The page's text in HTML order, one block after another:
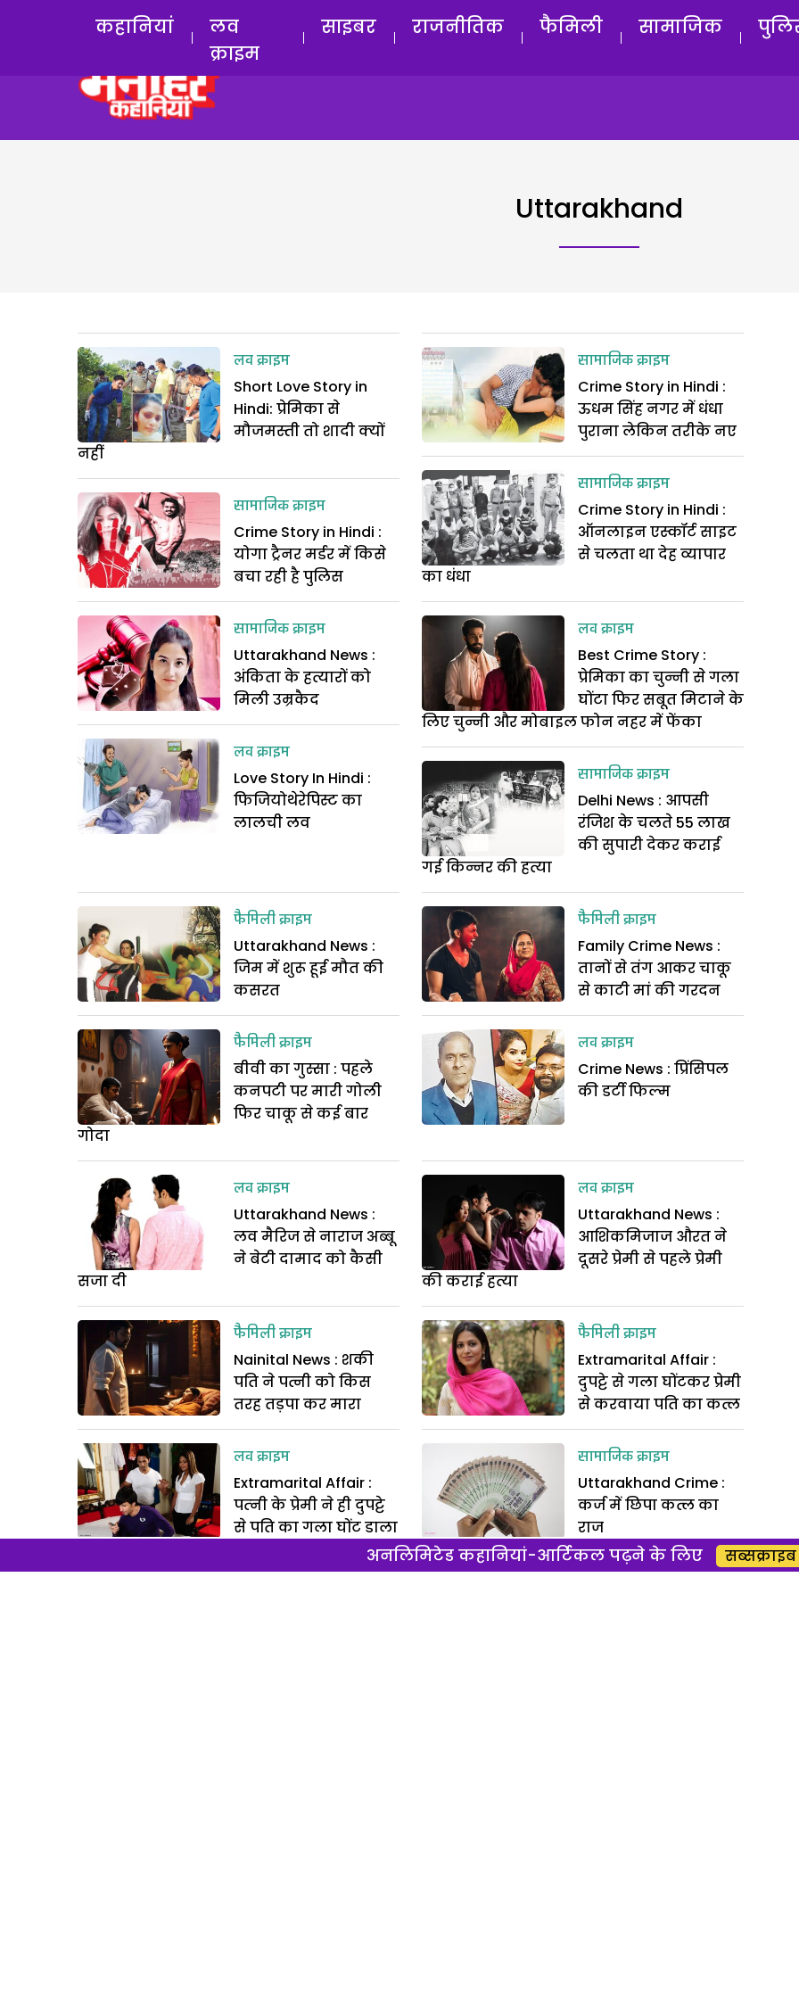
कहानियां
लव
क्राइम
साइबर राजनीतिक फैमिली सामाजिक
Uttarakhand
लव क्राइम
Short Love Story in
Hindi: प्रेमिका से
मौजमस्ती तो शादी क्यों
नहीं
सामाजिक क्राइम
Crime Story in Hindi :
योगा ट्रैनर मर्डर में किसे
बचा रही है पुलिस
सामाजिक क्राइम
Crime Story in Hindi :
ऊधम सिंह नगर में धंधा
पुराना लेकिन तरीके नए
सामाजिक क्राइम
Crime Story in Hindi :
ऑनलाइन एस्कॉर्ट साइट
से चलता था देह व्यापार
का धंधा
सामाजिक क्राइम
Uttarakhand News :
अंकिता के हत्यारों को
मिली उम्रकैद
लव क्राइम
Love Story In Hindi :
फिजियोथेरेपिस्ट का
लालची लव
लव क्राइम
Best Crime Story :
प्रेमिका का चुन्नी से गला
घोंटा फिर सबूत मिटाने के
लिए चुन्नी और मोबाइल फोन नहर में फेंका
सामाजिक क्राइम
Delhi News : आपसी
रंजिश के चलते 55 लाख
की सुपारी देकर कराई
गई किन्नर की हत्या
फैमिली क्राइम
Uttarakhand News :
जिम में शुरू हूई मौत की
कसरत
फैमिली क्राइम
बीवी का गुस्सा : पहले
कनपटी पर मारी गोली
फिर चाकू से कई बार
गोदा
फैमिली क्राइम
Family Crime News :
तानों से तंग आकर चाकू
से काटी मां की गरदन
लव क्राइम
Crime News : प्रिंसिपल
की डर्टी फिल्म
लव क्राइम
Uttarakhand News :
लव मैरिज से नाराज अब्बू
ने बेटी दामाद को कैसी
सजा दी
फैमिली क्राइम
Nainital News : शकी
पति ने पत्नी को किस
तरह तड़पा कर मारा
लव क्राइम
Uttarakhand News :
आशिकमिजाज औरत ने
दूसरे प्रेमी से पहले प्रेमी
की कराई हत्या
फैमिली क्राइम
Extramarital Affair :
दुपट्टे से गला घोंटकर प्रेमी
से करवाया पति का कत्ल
लव क्राइम
Extramarital Affair :
पत्‍नी के प्रेमी ने ही दुपट्टे
से पति का गला घोंट डाला
सामाजिक क्राइम
Uttarakhand Crime :
कर्ज में छिपा कत्ल का
राज
अनलिमिटेड कहानियां-आर्टिकल पढ़ने के लिए